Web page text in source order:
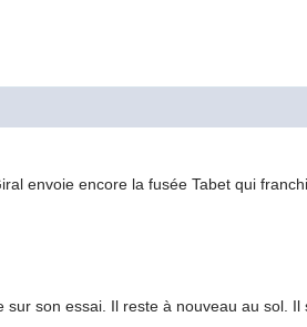
envoie encore la fusée Tabet qui
son essai. Il reste à nouveau au sol. Il